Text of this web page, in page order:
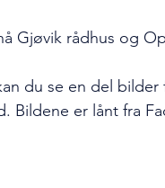
Gjøvik rådhus og
du se en del
Bildene er lånt fra